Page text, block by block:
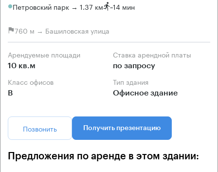
Петровский парк → 1.37 км ~14 мин
760 м → Башиловская улица
Арендуемые площади
10 кв.м
Ставка арендной платы
по запросу
Класс офисов
B
Тип здания
Офисное здание
Позвонить Получить презентацию
Предложения по аренде в этом здании: